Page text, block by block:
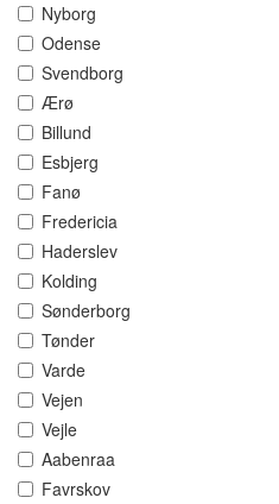
Nyborg
Odense
Svendborg
Ærø
Billund
Esbjerg
Fanø
Fredericia
Haderslev
Kolding
Sønderborg
Tønder
Varde
Vejen
Vejle
Aabenraa
Favrskov